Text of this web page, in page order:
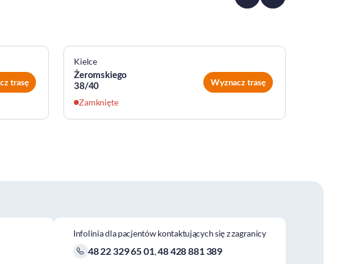
trasę
Kielce
Żeromskiego
38/40
Zamknięte
Wyznacz trasę
Infolinia dla pacjentów kontaktujących się z zagranicy
48 22 329 65 01,48 428 881 389